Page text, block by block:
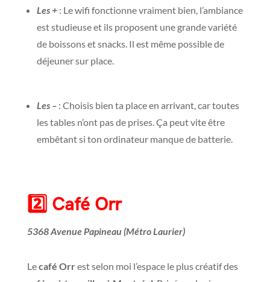
Les + : Le wifi fonctionne vraiment bien, l’ambiance
est studieuse et ils proposent une grande variété
de boissons et snacks. Il est même possible de
déjeuner sur place.
Les –: Choisis bien ta place en arrivant, car toutes
les tables n’ont pas de prises. Ça peut vite être
embêtant si ton ordinateur manque de batterie.
2️⃣ Café Orr
5368 Avenue Papineau (Métro Laurier)
Lecafé Orrest selon moi l’espace le plus créatif des